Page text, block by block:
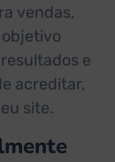
vendas,
e
acreditar,
site.